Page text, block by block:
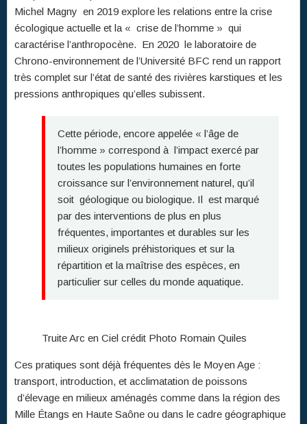
Michel Magny en 2019 explore les relations entre la crise
écologique actuelle et la « crise de l’homme » qui
caractérise l’anthropocène. En 2020 le laboratoire de
Chrono-environnement de l’Université BFC rend un rapport
très complet sur l’état de santé des rivières karstiques et les
pressions anthropiques qu’elles subissent.
Cette période, encore appelée « l’âge de
l’homme » correspond à l’impact exercé par
toutes les populations humaines en forte
croissance sur l’environnement naturel, qu’il
soit géologique ou biologique. Il est marqué
par des interventions de plus en plus
fréquentes, importantes et durables sur les
milieux originels préhistoriques et sur la
répartition et la maîtrise des espèces, en
particulier sur celles du monde aquatique.
Truite Arc en Ciel crédit Photo Romain Quiles
Ces pratiques sont déjà fréquentes dès le Moyen Age :
transport, introduction, et acclimatation de poissons
d’élevage en milieux aménagés comme dans la région des
Mille Étangs en Haute Saône ou dans le cadre géographique